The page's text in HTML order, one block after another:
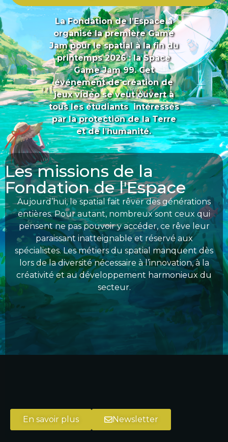
La Fondation de l’Espace a
organisé la première Game
Jam pour le spatial à la fin du
printemps 2026 : la Space
Game Jam 99. Cet
événement de création de
jeux vidéo se veut ouvert à
tous les étudiants intéressés
par la protection de la Terre
et de l’humanité.
Les missions de la
Fondation de l'Espace
Aujourd’hui, le spatial fait rêver des générations
entières. Pour autant, nombreux sont ceux qui
pensent ne pas pouvoir y accéder, ce rêve leur
paraissant inatteignable et réservé aux
spécialistes. Les métiers du spatial manquent dès
lors de la diversité nécessaire à l’innovation, à la
créativité et au développement harmonieux du
secteur.
En savoir plus Newsletter